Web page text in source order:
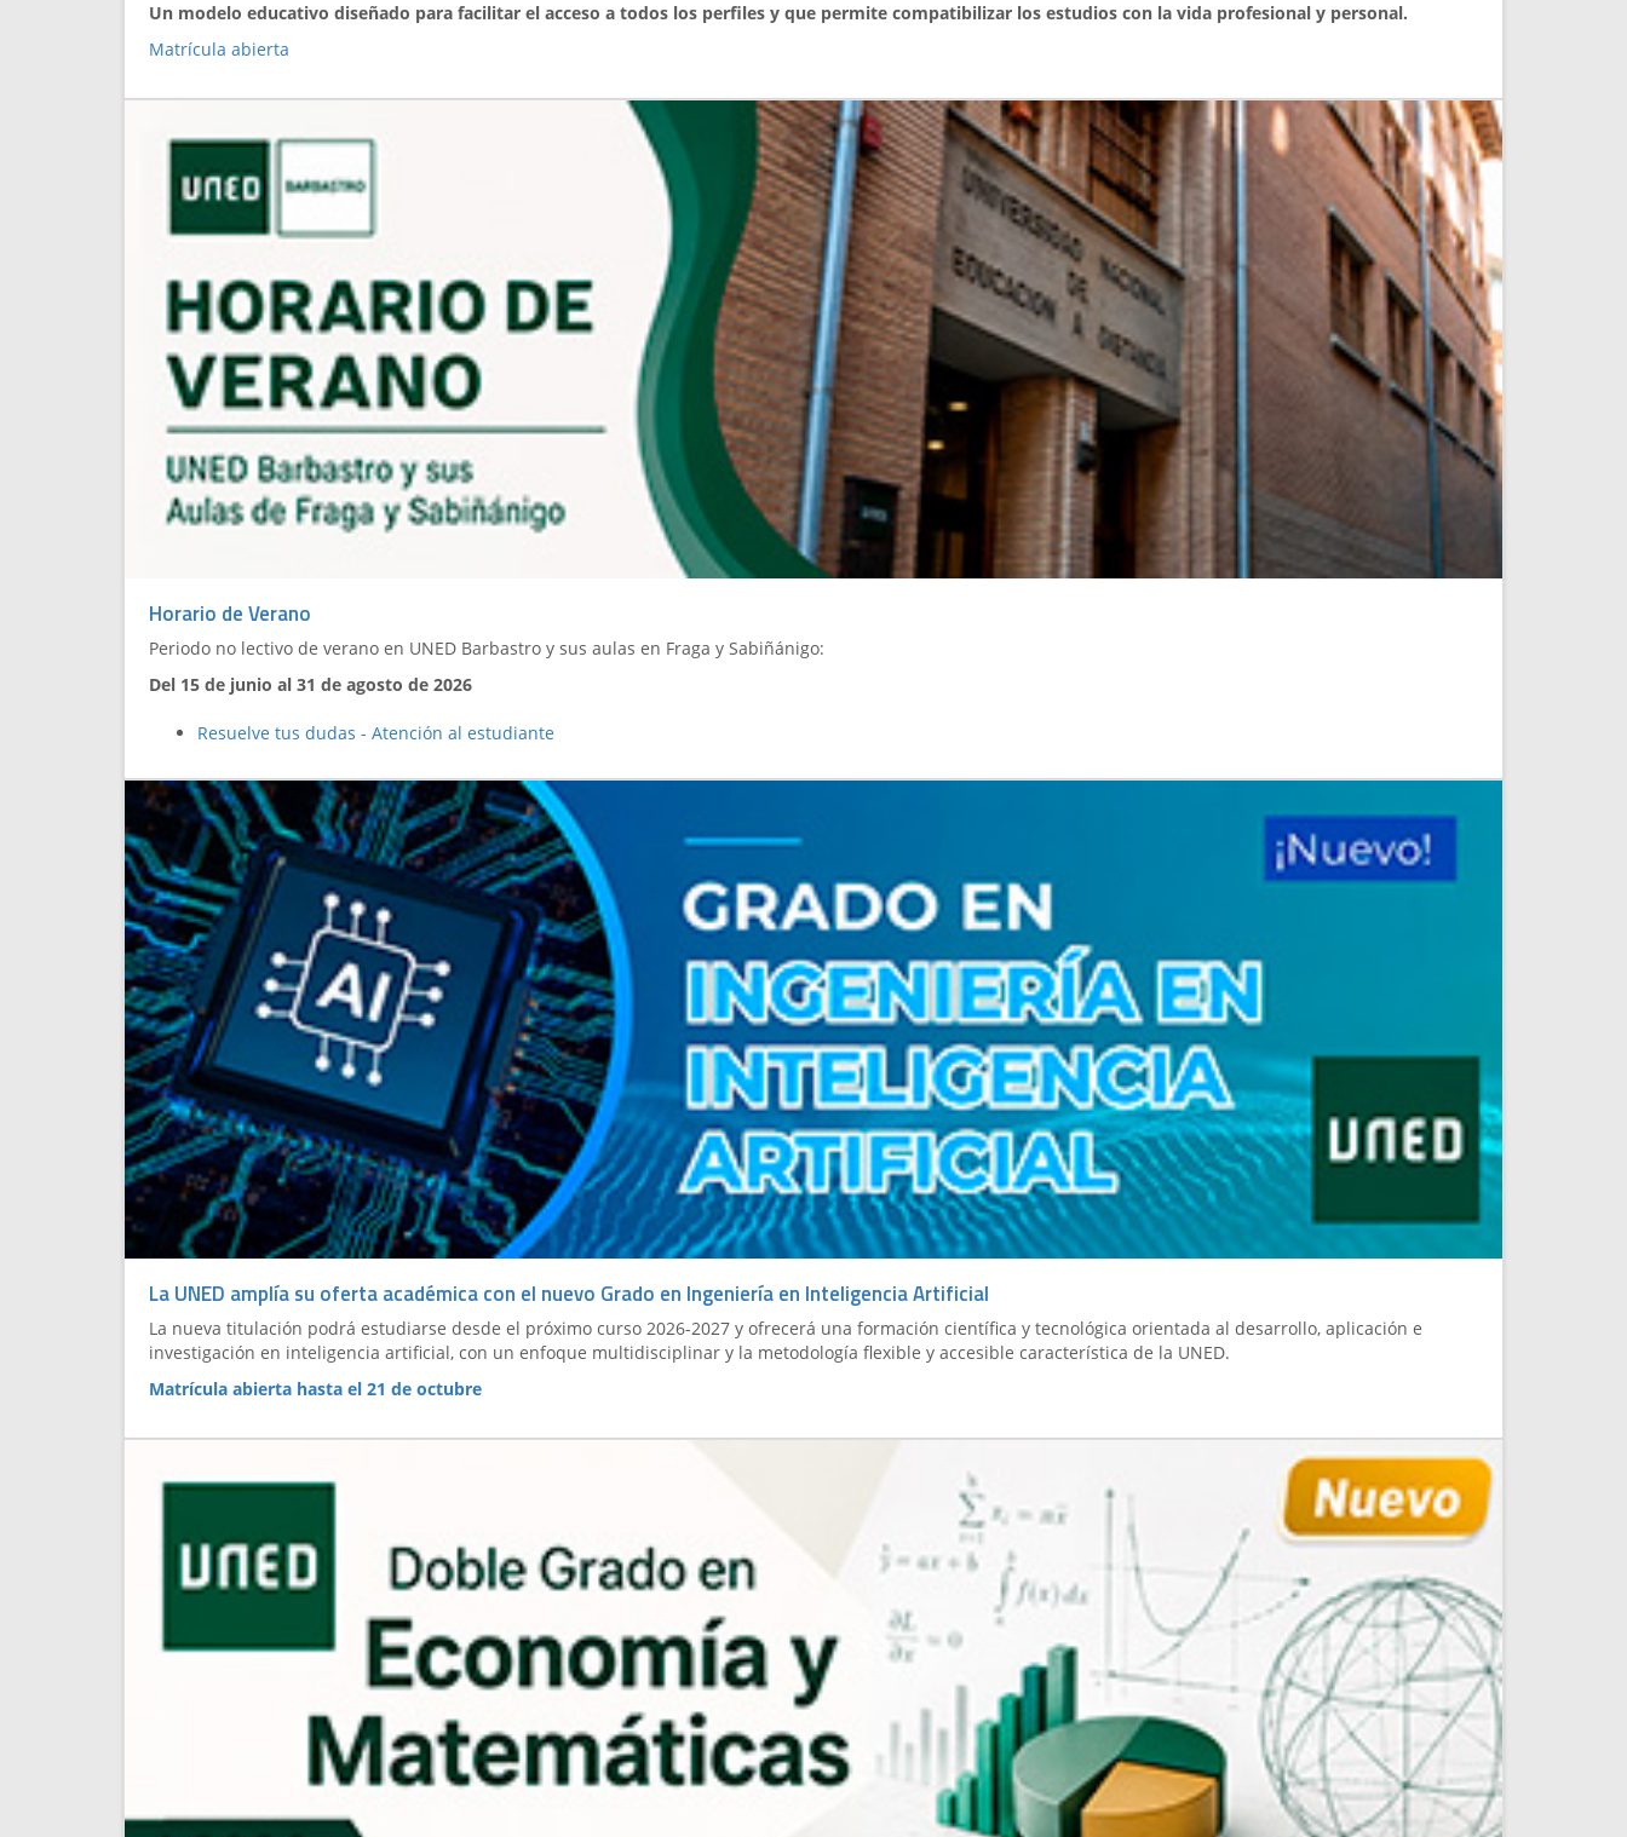
Un modelo educativo diseñado para facilitar el acceso a todos los perfiles y que permite compatibilizar los estudios con la vida profesional y personal.
Matrícula abierta
Horario de Verano
Periodo no lectivo de verano en UNED Barbastro y sus aulas en Fraga y Sabiñánigo:
Del 15 de junio al 31 de agosto de 2026
Resuelve tus dudas - Atención al estudiante
La UNED amplía su oferta académica con el nuevo Grado en Ingeniería en Inteligencia Artificial
La nueva titulación podrá estudiarse desde el próximo curso 2026-2027 y ofrecerá una formación científica y tecnológica orientada al desarrollo, aplicación e
investigación en inteligencia artificial, con un enfoque multidisciplinar y la metodología flexible y accesible característica de la UNED.
Matrícula abierta hasta el 21 de octubre